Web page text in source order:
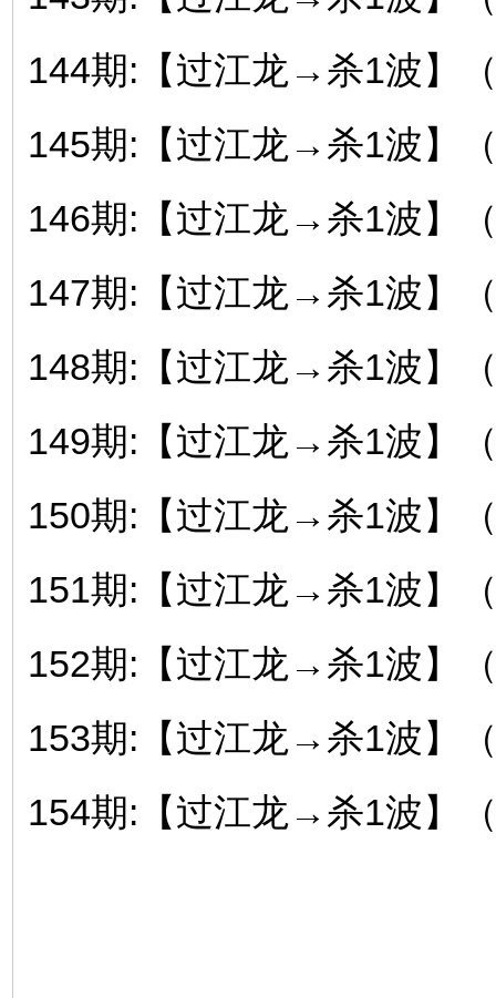
144期:【过江龙→杀1波】
145期:【过江龙→杀1波】
146期:【过江龙→杀1波】
147期:【过江龙→杀1波】
148期:【过江龙→杀1波】
149期:【过江龙→杀1波】
150期:【过江龙→杀1波】
151期:【过江龙→杀1波】
152期:【过江龙→杀1波】
153期:【过江龙→杀1波】
154期:【过江龙→杀1波】